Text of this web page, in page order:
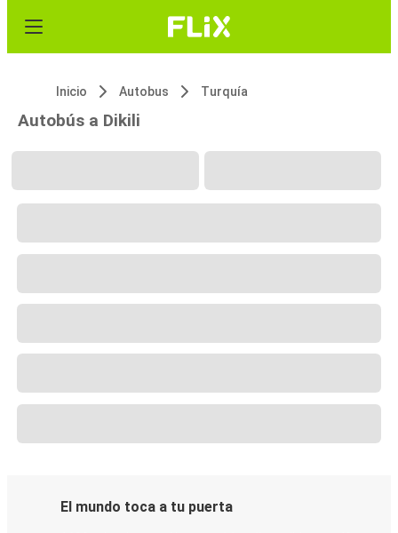
Inicio Autobus Turquía
Autobús a Dikili
El mundo toca a tu puerta